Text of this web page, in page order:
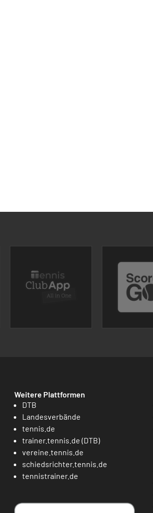
Weitere Plattformen
DTB
Landesverbände
tennis.de
trainer.tennis.de (DTB)
vereine.tennis.de
schiedsrichter.tennis.de
tennistrainer.de